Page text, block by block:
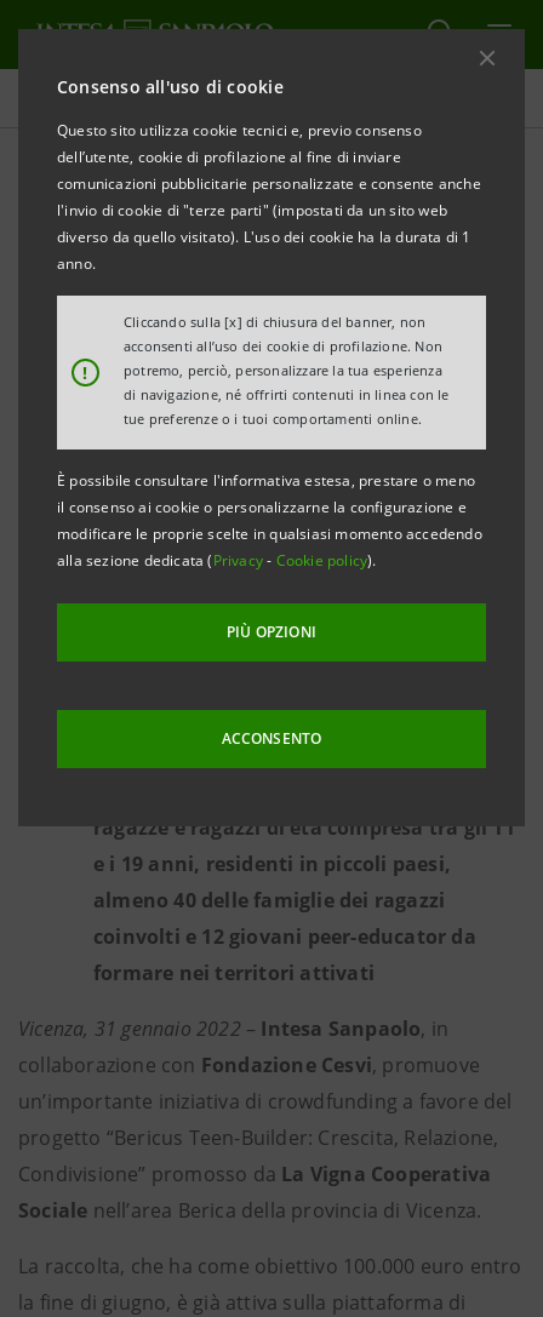
Consenso all'uso di cookie
Questo sito utilizza cookie tecnici e, previo consenso
dell’utente, cookie di profilazione al fine di inviare
comunicazioni pubblicitarie personalizzate e consente anche
l'invio di cookie di "terze parti" (impostati da un sito web
diverso da quello visitato). L'uso dei cookie ha la durata di 1
anno.
!
Cliccando sulla [x] di chiusura del banner, non
acconsenti all’uso dei cookie di profilazione. Non
potremo, perciò, personalizzare la tua esperienza
di navigazione, né offrirti contenuti in linea con le
tue preferenze o i tuoi comportamenti online.
È possibile consultare l'informativa estesa, prestare o meno
il consenso ai cookie o personalizzarne la configurazione e
modificare le proprie scelte in qualsiasi momento accedendo
alla sezione dedicata (Privacy- Cookie policy).
PIÙ OPZIONI
ACCONSENTO
Comunicati stampa
STAMPA AGGIORNA
COMUNICATO STAMPA
INTESA SANPAOLO: GIA' ATTIVO IL
BUILDER: CRESCITA, RELAZIONE,
CONDIVISIONE” PROMOSSO DA LA VIGNA
COOPERATIVA SOCIALE NELL’AREA BERICA DELLA
PROVINCIA DI VICENZA
ll progetto si propone di dar vita a spazi di
socializzazione diffusi per i ragazzi
dell’Area Berica a sud di Vicenza con
altri, uscire dal proprio isolamento e dove
poter riprendere le fila di una frequenza
scolastica o lavorativa interrotta
ragazze e ragazzi di età compresa tra gli 11
e i 19 anni, residenti in piccoli paesi,
almeno 40 delle famiglie dei ragazzi
coinvolti e 12 giovani peer-educator da
formare nei territori attivati
Vicenza, 31 gennaio 2022 – Intesa Sanpaolo, in
collaborazione con Fondazione Cesvi, promuove
un’importante iniziativa di crowdfunding a favore del
progetto “Bericus Teen-Builder: Crescita, Relazione,
Condivisione” promosso da La Vigna Cooperativa
Sociale nell’area Berica della provincia di Vicenza.
La raccolta, che ha come obiettivo 100.000 euro entro
la fine di giugno, è già attiva sulla piattaforma di